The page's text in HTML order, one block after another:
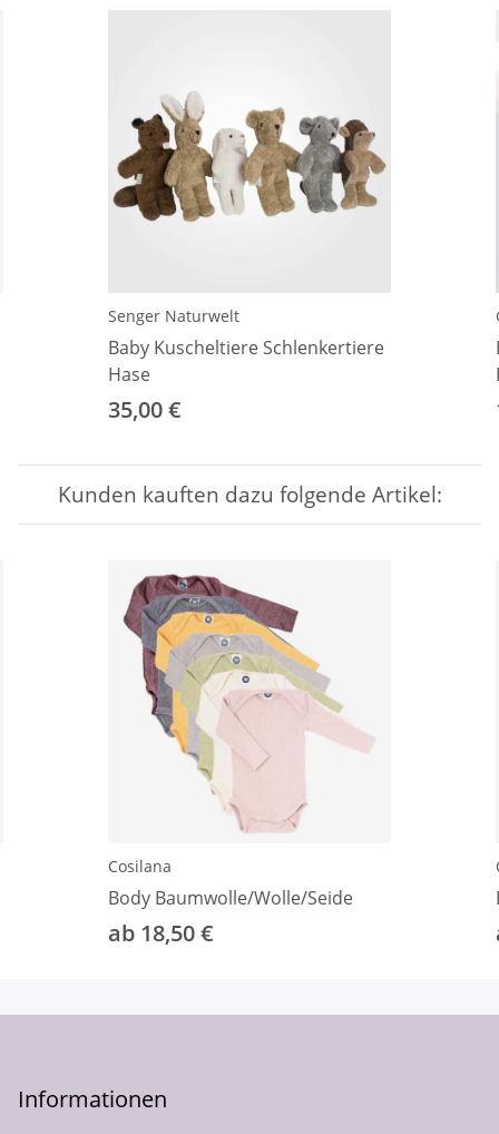
Senger Naturwelt
Baby Kuscheltiere Schlenkertiere
Hase
35,00 €
Kunden kauften dazu folgende Artikel:
Cosilana
Body Baumwolle/Wolle/Seide
ab 18,50 €
Informationen